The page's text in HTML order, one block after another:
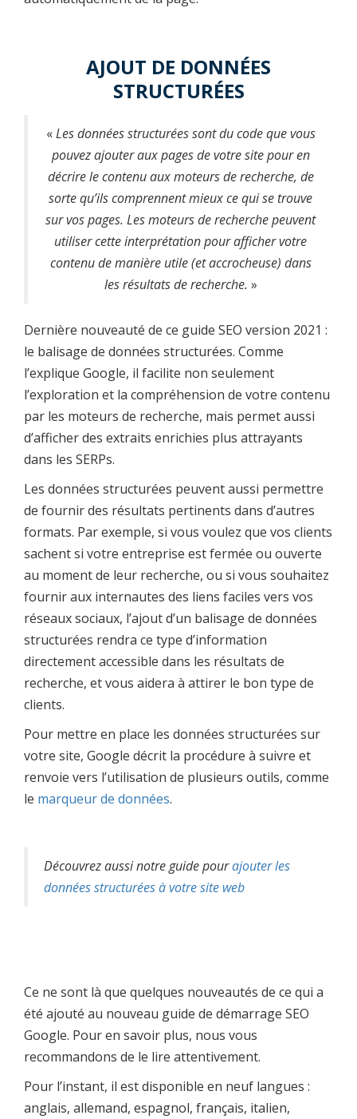
AJOUT DE DONNÉES
STRUCTURÉES
«Les données structurées sont du code que vous
pouvez ajouter aux pages de votre site pour en
décrire le contenu aux moteurs de recherche, de
sorte qu’ils comprennent mieux ce qui se trouve
sur vos pages. Les moteurs de recherche peuvent
utiliser cette interprétation pour afficher votre
contenu de manière utile (et accrocheuse) dans
les résultats de recherche. »
Dernière nouveauté de ce guide SEO version 2021 :
le balisage de données structurées. Comme
l’explique Google, il facilite non seulement
l’exploration et la compréhension de votre contenu
par les moteurs de recherche, mais permet aussi
d’afficher des extraits enrichies plus attrayants
dans les SERPs.
Les données structurées peuvent aussi permettre
de fournir des résultats pertinents dans d’autres
formats. Par exemple, si vous voulez que vos clients
sachent si votre entreprise est fermée ou ouverte
au moment de leur recherche, ou si vous souhaitez
fournir aux internautes des liens faciles vers vos
réseaux sociaux, l’ajout d’un balisage de données
structurées rendra ce type d’information
directement accessible dans les résultats de
recherche, et vous aidera à attirer le bon type de
clients.
Pour mettre en place les données structurées sur
votre site, Google décrit la procédure à suivre et
renvoie vers l’utilisation de plusieurs outils, comme
le marqueur de données.
Découvrez aussi notre guide pourajouter les
données structurées à votre site web
Ce ne sont là que quelques nouveautés de ce qui a
été ajouté au nouveau guide de démarrage SEO
Google. Pour en savoir plus, nous vous
recommandons de le lire attentivement.
Pour l’instant, il est disponible en neuf langues :
anglais, allemand, espagnol, français, italien,